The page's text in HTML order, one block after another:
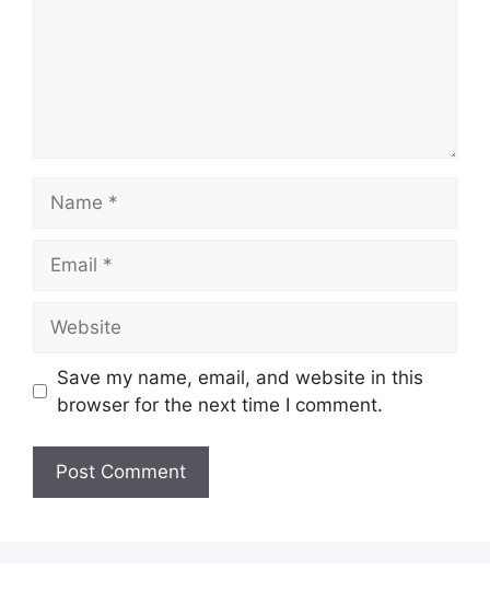
Save my name, email, and website in this
browser for the next time I comment.